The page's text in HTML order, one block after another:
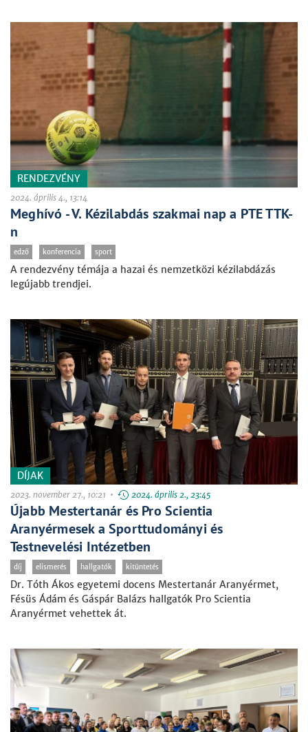
RENDEZVÉNY
2024. április 4., 13:14
Meghívó - V. Kézilabdás szakmai nap a PTE TTK-
n
edző konferencia sport
A rendezvény témája a hazai és nemzetközi kézilabdázás
legújabb trendjei.
DÍJAK
2023. november 27., 10:21 • 2024. április 2., 23:45
Újabb Mestertanár és Pro Scientia
Aranyérmesek a Sporttudományi és
Testnevelési Intézetben
díj elismerés hallgatók kitüntetés
Dr. Tóth Ákos egyetemi docens Mestertanár Aranyérmet,
Fésüs Ádám és Gáspár Balázs hallgatók Pro Scientia
Aranyérmet vehettek át.